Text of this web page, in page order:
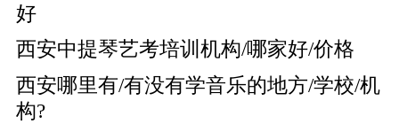
好
西安中提琴艺考培训机构/哪家好/价格
西安哪里有/有没有学音乐的地方/学校/机
构?